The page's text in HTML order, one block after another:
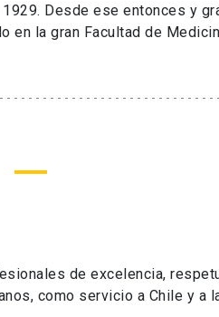
Desde ese entonces y
la gran Facultad de
de excelencia,
como servicio a Chile y a